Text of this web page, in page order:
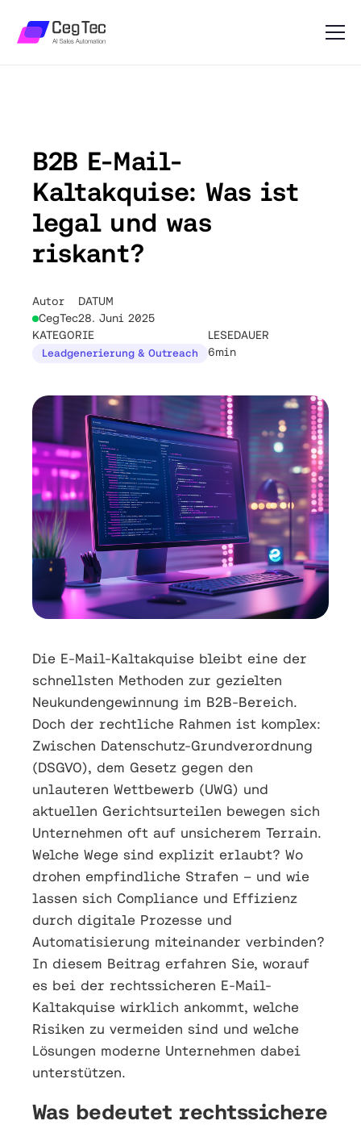
B2B E-Mail-
Kaltakquise: Was ist
legal und was
riskant?
Autor
CegTec
DATUM
28. Juni 2025
KATEGORIE
Leadgenerierung & Outreach
LESEDAUER
6min
Die E-Mail-Kaltakquise bleibt eine der
schnellsten Methoden zur gezielten
Neukundengewinnung im B2B-Bereich.
Doch der rechtliche Rahmen ist komplex:
Zwischen Datenschutz-Grundverordnung
(DSGVO), dem Gesetz gegen den
unlauteren Wettbewerb (UWG) und
aktuellen Gerichtsurteilen bewegen sich
Unternehmen oft auf unsicherem Terrain.
Welche Wege sind explizit erlaubt? Wo
drohen empfindliche Strafen – und wie
lassen sich Compliance und Effizienz
durch digitale Prozesse und
Automatisierung miteinander verbinden?
In diesem Beitrag erfahren Sie, worauf
es bei der rechtssicheren E-Mail-
Kaltakquise wirklich ankommt, welche
Risiken zu vermeiden sind und welche
Lösungen moderne Unternehmen dabei
unterstützen.
Was bedeutet rechtssichere